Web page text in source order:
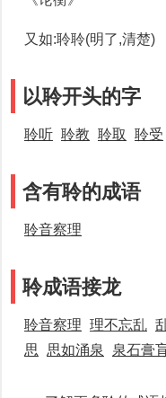
又如:聆聆(明了,清楚)
以聆开头的字
聆听 聆教 聆取 聆受
含有聆的成语
聆音察理
聆成语接龙
聆音察理 理不忘乱
思
思如涌泉 泉石膏